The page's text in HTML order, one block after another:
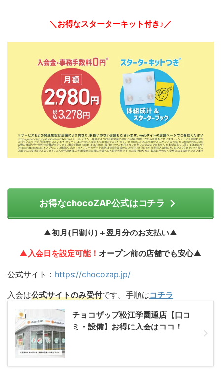
＼お得なスターターキット付き♪／
お得なchocoZAP公式はコチラ
▲初月(日割り)＋翌月分のお支払い▲
▲入会日を設定可能！ オープン前の店舗でも安心▲
公式サイト： https://chocozap.jp/
入会は公式サイトのみ受付です。手順はコチラ
チョコザップ松江学園通店【口コ
ミ・設備】お得に入会はココ！